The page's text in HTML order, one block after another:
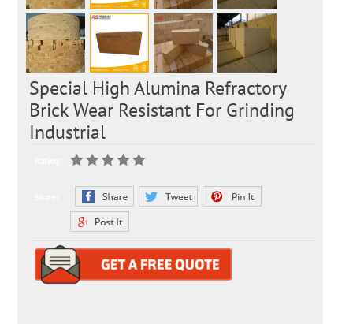
Special High Alumina Refractory
Brick Wear Resistant For Grinding
Industrial